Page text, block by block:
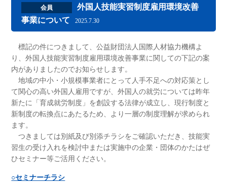
会員
外国人技能実習制度雇用環境改善
事業について
2025.7.30
標記の件につきまして、公益財団法人国際人材協力機構よ
り、外国人技能実習制度雇用環境改善事業に関しての下記の案
内がありましたのでお知らせします。
地域の中小・小規模事業者にとって人手不足への対応策とし
て関心の高い外国人雇用ですが、外国人の就労については昨年
新たに「育成就労制度」を創設する法律が成立し、現行制度と
新制度の転換点にあたるため、より一層の制度理解が求められ
ます。
つきましては別紙及び別添チラシをご確認いただき、技能実
習生の受け入れを検討中または実施中の企業・団体のかたはぜ
ひセミナー等ご活用ください。
○セミナーチラシ